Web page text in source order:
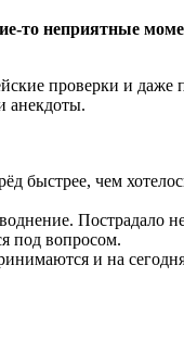
то неприятные
проверки и
анекдоты.
чем
Пострадало
под вопросом.
и на